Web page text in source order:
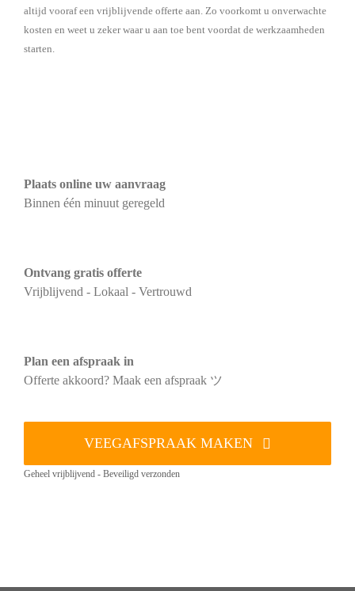
altijd vooraf een vrijblijvende offerte aan. Zo voorkomt u onverwachte
kosten en weet u zeker waar u aan toe bent voordat de werkzaamheden
starten.
Plaats online uw aanvraag
Binnen één minuut geregeld
Ontvang gratis offerte
Vrijblijvend - Lokaal - Vertrouwd
Plan een afspraak in
Offerte akkoord? Maak een afspraak ツ
VEEGAFSPRAAK MAKEN
Geheel vrijblijvend - Beveiligd verzonden